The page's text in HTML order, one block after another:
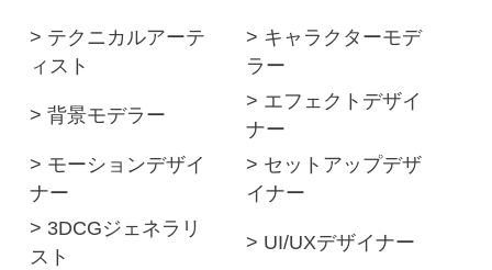
> テクニカルアーテ
ィスト
> キャラクターモデ
ラー
> 背景モデラー
> エフェクトデザイ
ナー
> モーションデザイ
ナー
> セットアップデザ
イナー
> 3DCGジェネラリ
スト
> UI/UXデザイナー